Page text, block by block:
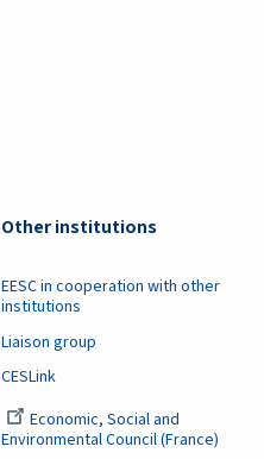
Other institutions
EESC in cooperation with other
institutions
Liaison group
CESLink
Economic, Social and
Environmental Council (France)